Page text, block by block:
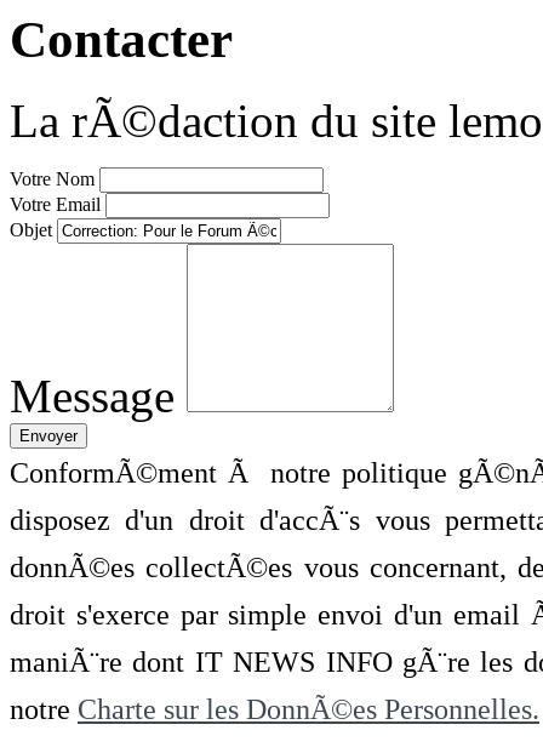
Contacter
La rÃ©daction du site
Votre Nom
Votre Email
Objet
Message
ConformÃ©ment Ã notre politique
disposez d'un droit d'accÃ¨s vous
donnÃ©es collectÃ©es vous concernant,
droit s'exerce par simple envoi d'un
maniÃ¨re dont IT NEWS INFO gÃ¨re les
notre Charte sur les DonnÃ©es Personnelles.